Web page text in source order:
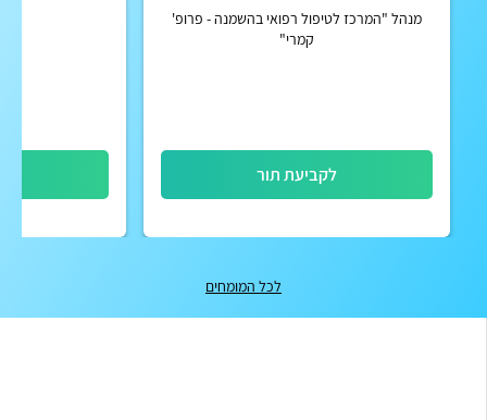
מנהל "המרכז לטיפול רפואי בהשמנה - פרופ'
קמרי"
לקביעת תור
לכל המומחים